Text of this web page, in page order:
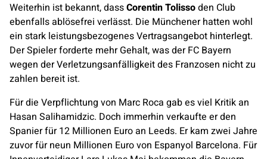
Weiterhin ist bekannt, dassCorentin Tolissoden Club
ebenfalls ablösefrei verlässt. Die Münchener hatten wohl
ein stark leistungsbezogenes Vertragsangebot hinterlegt.
Der Spieler forderte mehr Gehalt, was der FC Bayern
wegen der Verletzungsanfälligkeit des Franzosen nicht zu
zahlen bereit ist.
Für die Verpflichtung von Marc Roca gab es viel Kritik an
Hasan Salihamidzic. Doch immerhin verkaufte er den
Spanier für 12 Millionen Euro an Leeds. Er kam zwei Jahre
zuvor für neun Millionen Euro von Espanyol Barcelona. Für